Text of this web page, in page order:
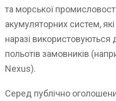
та морської
акумуляторних систем, які
наразі використовуються
польотів замовників
Nexus).
Серед публічно